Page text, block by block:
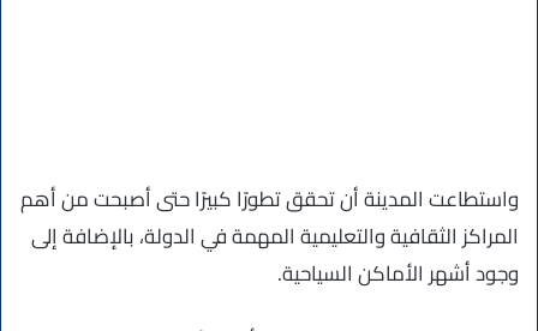
واستطاعت المدينة أن تحقق تطورًا كبيرًا حتى أصبحت من أهم
المراكز الثقافية والتعليمية المهمة في الدولة، بالإضافة إلى
وجود أشهر الأماكن السياحية.